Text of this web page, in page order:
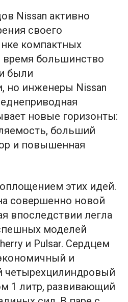
Nissan активно
своего
компактных
время большинство
были
но инженеры Nissan
новые горизонты:
больший
и повышенная
этих идей.
совершенно новой
впоследствии легла
моделей
и Pulsar. Сердцем
и
1 литр, развивающий